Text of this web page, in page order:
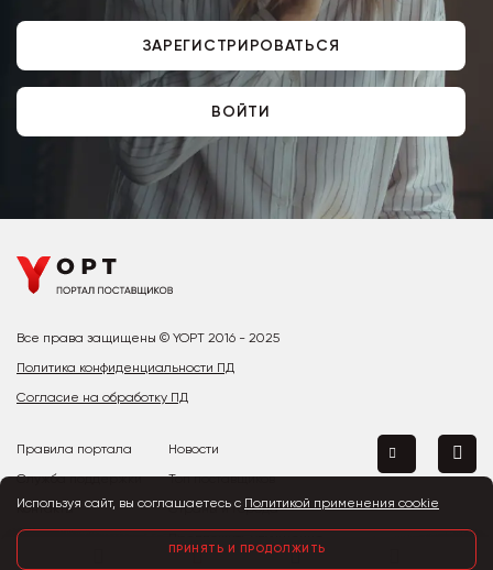
ЗАРЕГИСТРИРОВАТЬСЯ
ВОЙТИ
Все права защищены © YOPT 2016 - 2025
Политика конфиденциальности ПД
Согласие на обработку ПД
Правила портала
Служба поддержки
Контакты
Новости
Топ поставщиков
Страны и города
Используя сайт, вы соглашаетесь с Политикой применения cookie
ПРИНЯТЬ И ПРОДОЛЖИТЬ